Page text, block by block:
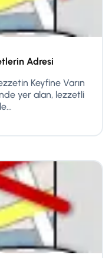
Adresi
Keyfine Varın
yer alan, lezzetli